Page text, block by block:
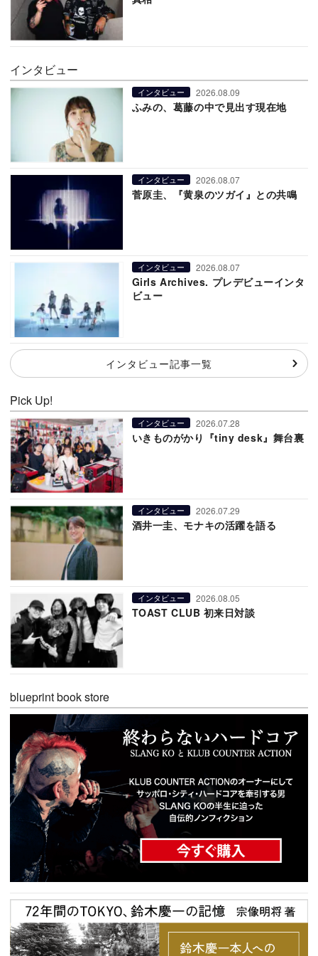
インタビュー
インタビュー 2026.08.09
ふみの、葛藤の中で見出す現在地
インタビュー 2026.08.07
菅原圭、『黄泉のツガイ』との共鳴
インタビュー 2026.08.07
Girls Archives. プレデビューインタ
ビュー
インタビュー記事一覧
Pick Up!
インタビュー 2026.07.28
いきものがかり『tiny desk』舞台裏
インタビュー 2026.07.29
酒井一圭、モナキの活躍を語る
インタビュー 2026.08.05
TOAST CLUB 初来日対談
blueprint book store